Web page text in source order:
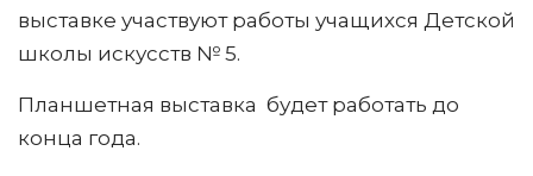
выставке участвуют работы учащихся Детской
школы искусств № 5.
Планшетная выставка будет работать до
конца года.